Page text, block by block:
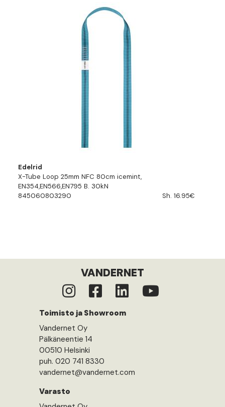
Edelrid
X-Tube Loop 25mm NFC 80cm icemint,
EN354,EN566,EN795 B. 30kN
845060803290
Sh. 16.95€
VANDERNET
Toimisto ja Showroom
Vandernet Oy
Pälkäneentie 14
00510 Helsinki
puh. 020 741 8330
vandernet@vandernet.com
Varasto